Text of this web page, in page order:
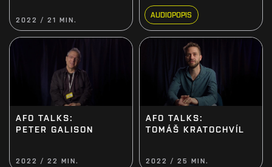
2022 / 21 MIN. AUDIOPOPIS
AFO TALKS:
PETER GALISON
2022 / 22 MIN.
AFO TALKS:
TOMÁŠ KRATOCHVÍL
2022 / 25 MIN.